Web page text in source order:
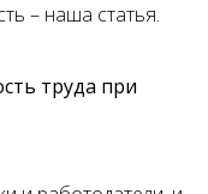
– наша статья.
труда при